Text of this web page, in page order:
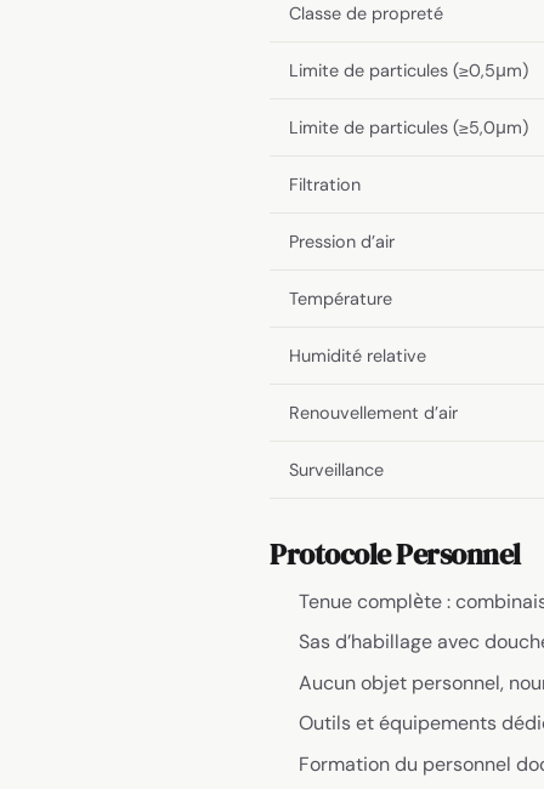
Classe de propreté
Limite de particules (≥0,5μm)
Limite de particules (≥5,0μm)
Filtration
Pression d’air
Température
Humidité relative
Renouvellement d’air
Surveillance
Protocole Personnel
Tenue complète :
Sas d’habillage avec
Aucun objet personnel,
Outils et équipements
Formation du personnel